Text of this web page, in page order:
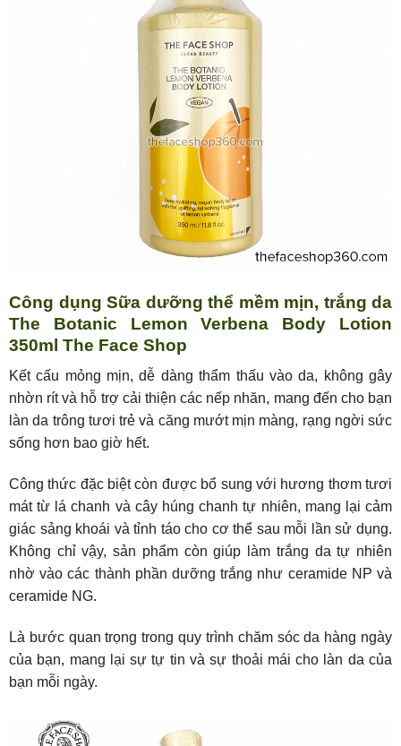
Công dụng Sữa dưỡng thể mềm mịn, trắng da
The Botanic Lemon Verbena Body Lotion
350ml The Face Shop
Kết cấu mỏng mịn, dễ dàng thẩm thấu vào da, không gây
nhờn rít và hỗ trợ cải thiện các nếp nhăn, mang đến cho bạn
làn da trông tươi trẻ và căng mướt mịn màng, rạng ngời sức
sống hơn bao giờ hết.
Công thức đặc biệt còn được bổ sung với hương thơm tươi
mát từ lá chanh và cây húng chanh tự nhiên, mang lại cảm
giác sảng khoái và tỉnh táo cho cơ thể sau mỗi lần sử dụng.
Không chỉ vậy, sản phẩm còn giúp làm trắng da tự nhiên
nhờ vào các thành phần dưỡng trắng như ceramide NP và
ceramide NG.
Là bước quan trọng trong quy trình chăm sóc da hàng ngày
của bạn, mang lại sự tự tin và sự thoải mái cho làn da của
bạn mỗi ngày.